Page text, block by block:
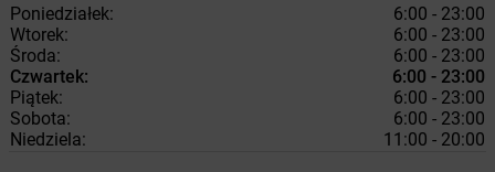
Poniedziałek:
6:00 - 23:00
Wtorek:
6:00 - 23:00
Środa:
6:00 - 23:00
Czwartek:
6:00 - 23:00
Piątek:
6:00 - 23:00
Sobota:
6:00 - 23:00
Niedziela:
11:00 - 20:00